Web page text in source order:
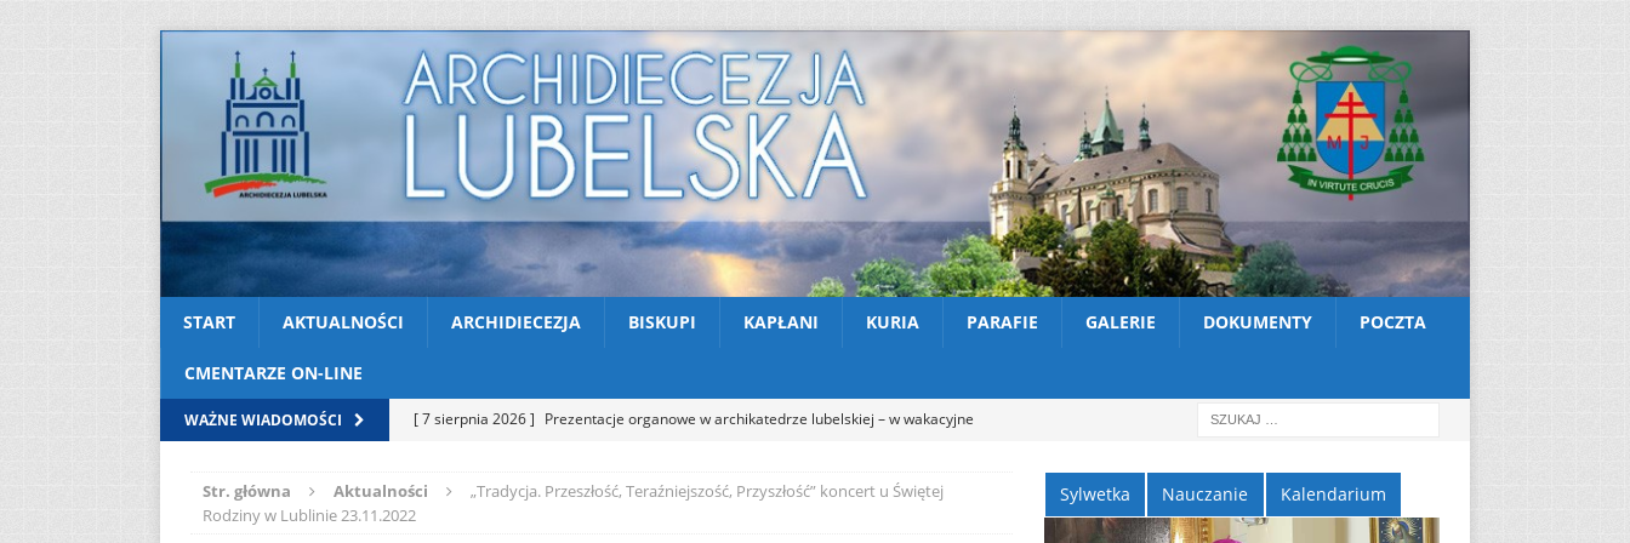
START AKTUALNOŚCI ARCHIDIECEZJA BISKUPI KAPŁANI KURIA PARAFIE GALERIE DOKUMENTY POCZTA
CMENTARZE ON-LINE
WAŻNE WIADOMOŚCI [ 7 sierpnia 2026 ] Prezentacje organowe w archikatedrze lubelskiej – w wakacyjne
[ 7 sierpnia 2026 ] Kazimierski Festiwal Organowy 2026 – Letnie koncerty w Farze
Str. główna Aktualności
„Tradycja. Przeszłość, Teraźniejszość, Przyszłość” koncert u Świętej
Rodziny w Lublinie 23.11.2022
Sylwetka Nauczanie Kalendarium